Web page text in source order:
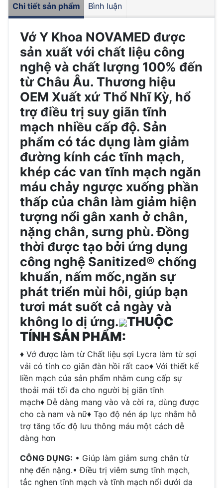
Chi tiết sản phẩm Bình luận
Vớ Y Khoa NOVAMED được
sản xuất với chất liệu công
nghệ và chất lượng 100% đến
từ Châu Âu. Thương hiệu
OEM Xuất xứ Thổ Nhĩ Kỳ, hổ
trợ điều trị suy giãn tĩnh
mạch nhiều cấp độ. Sản
phẩm có tác dụng làm giảm
đường kính các tĩnh mạch,
khép các van tĩnh mạch ngăn
máu chảy ngược xuống phần
thấp của chân làm giảm hiện
tượng nổi gân xanh ở chân,
nặng chân, sưng phù. Đồng
thời được tạo bởi ứng dụng
công nghệ Sanitized® chống
khuẩn, nấm mốc,ngăn sự
phát triển mùi hôi, giúp bạn
tươi mát suốt cả ngày và
không lo dị ứng. THUỘC
TÍNH SẢN PHẨM:
♦ Vớ được làm từ Chất liệu sợi Lycra làm từ sợi
vải có tính co giãn đàn hồi rất cao♦ Với thiết kế
liền mạch của sản phẩm nhằm cung cấp sự
thoải mái tối đa cho người bị giãn tĩnh
mạch♦ Dễ dàng mang vào và cời ra, dùng được
cho cà nam và nữ♦ Tạo độ nén áp lực nhằm hỗ
trợ tăng tốc độ lưu thông máu một cách dễ
dàng hơn
CÔNG DỤNG: • Giúp làm giảm sưng chân từ
nhẹ đến nặng.• Điều trị viêm sưng tĩnh mạch,
tẳc nghen tĩnh mạch và tĩnh mạch nổi dưới da